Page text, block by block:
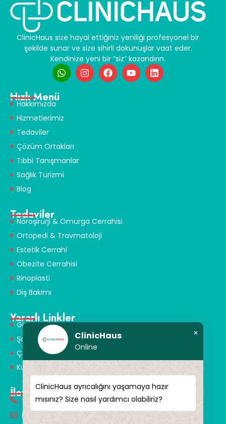
ClinicHaus size hayal ettiğiniz yeniliği profesyonel bir
şekilde sunar ve size sihirli dokunuşlar vaat eder.
Kendinize yeni bir “siz” kazandırın.
Hızlı Menü
Hakkımızda
Hizmetlerimiz
Tedaviler
Çözüm Ortakları
Tıbbi Tanışmanlar
Sağlık Turizmi
Blog
Tedaviler
Nöroşirürji & Omurga Cerrahisi
Ortopedi & Travmatoloji
Estetik Cerrahi
Obezite Cerrahisi
Rinoplasti
Diş Bakımı
Yararlı Linkler
Gizlilik Politikası
Şartlar ve Koşullar
Çerez Politikası
Kullanım Koşulları
İletişim
+90 549 616 07 15
info@clinichaus.com
ClinicHaus
Online
×
ClinicHaus ayrıcalığını yaşamaya hazır
mısınız? Size nasıl yardımcı olabiliriz?